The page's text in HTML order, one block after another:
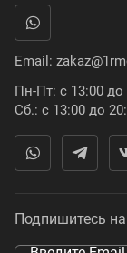
Email:
Пн-Пт: с 13:00 до
Сб.: с 13:00 до
Подпишитесь